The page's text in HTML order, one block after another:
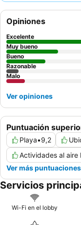
su servicio amable y
desayuno bufé
más tranquila, los
que no dan a la
Puntuación
Playa•9,2
Actividades al aire
Ver más puntuaciones
Opiniones
Excelente
Muy bueno
Bueno
Razonable
Malo
Ver opiniones
Servicios
Wi-Fi en el lobby